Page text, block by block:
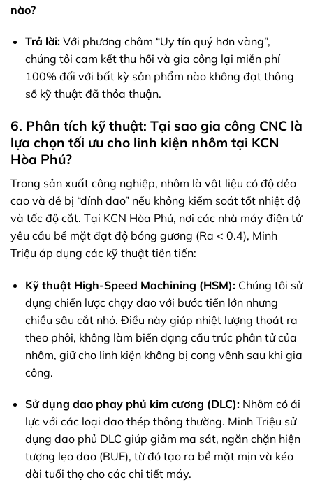
nào?
Trả lời:Với phương châm “Uy tín quý hơn vàng”,
chúng tôi cam kết thu hồi và gia công lại miễn phí
100% đối với bất kỳ sản phẩm nào không đạt thông
số kỹ thuật đã thỏa thuận.
6. Phân tích kỹ thuật: Tại sao gia công CNC là
lựa chọn tối ưu cho linh kiện nhôm tại KCN
Hòa Phú?
Trong sản xuất công nghiệp, nhôm là vật liệu có độ dẻo
cao và dễ bị “dính dao” nếu không kiểm soát tốt nhiệt độ
và tốc độ cắt. Tại KCN Hòa Phú, nơi các nhà máy điện tử
yêu cầu bề mặt đạt độ bóng gương (Ra < 0.4), Minh
Triệu áp dụng các kỹ thuật tiên tiến:
Kỹ thuật High-Speed Machining (HSM):Chúng tôi sử
dụng chiến lược chạy dao với bước tiến lớn nhưng
chiều sâu cắt nhỏ. Điều này giúp nhiệt lượng thoát ra
theo phôi, không làm biến dạng cấu trúc phân tử của
nhôm, giữ cho linh kiện không bị cong vênh sau khi gia
công.
Sử dụng dao phay phủ kim cương (DLC):Nhôm có ái
lực với các loại dao thép thông thường. Minh Triệu sử
dụng dao phủ DLC giúp giảm ma sát, ngăn chặn hiện
tượng lẹo dao (BUE), từ đó tạo ra bề mặt mịn và kéo
dài tuổi thọ cho các chi tiết máy.